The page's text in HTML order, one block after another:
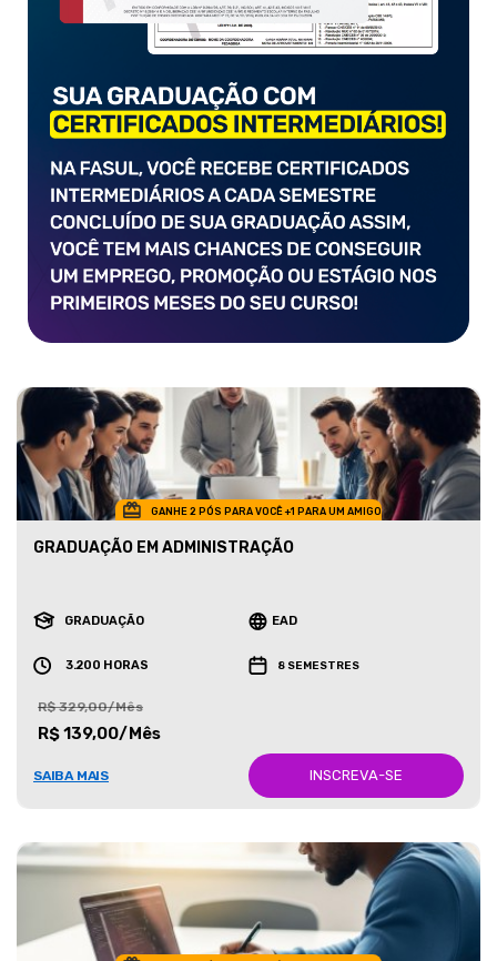
GANHE 2 PÓS PARA VOCÊ +1 PARA UM AMIGO
GRADUAÇÃO EM ADMINISTRAÇÃO
GRADUAÇÃO EAD
3.200 HORAS 8 SEMESTRES
R$ 329,00/Mês
R$ 139,00/Mês
SAIBA MAIS INSCREVA-SE